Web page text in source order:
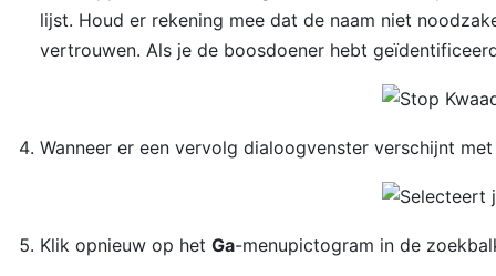
lijst. Houd er rekening mee dat de naam niet
vertrouwen. Als je de boosdoener hebt
Wanneer er een vervolg dialoogvenster verschijnt
Klik opnieuw op hetGa-menupictogram in de